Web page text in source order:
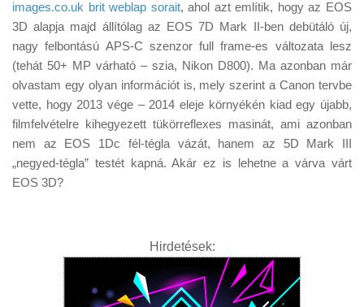
images.co.uk brit weblap sorait, ahol azt említik, hogy az EOS
3D alapja majd állítólag az EOS 7D Mark II-ben debütáló új,
nagy felbontású APS-C szenzor full frame-es változata lesz
(tehát 50+ MP várható – szia, Nikon D800). Ma azonban már
olvastam egy olyan információt is, mely szerint a Canon tervbe
vette, hogy 2013 vége – 2014 eleje környékén kiad egy újabb,
filmfelvételre kihegyezett tükörreflexes masinát, ami azonban
nem az EOS 1Dc fél-tégla vázát, hanem az 5D Mark III
„negyed-tégla” testét kapná. Akár ez is lehetne a várva várt
EOS 3D?
Hirdetések: